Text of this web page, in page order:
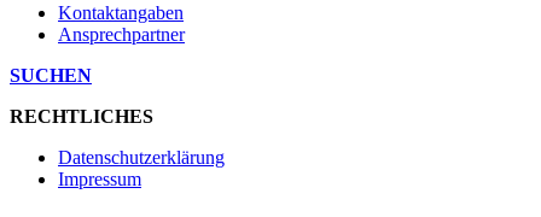
Kontaktangaben
Ansprechpartner
SUCHEN
RECHTLICHES
Datenschutzerklärung
Impressum